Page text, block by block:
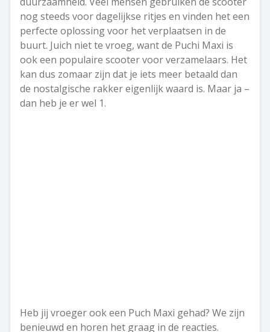
nog steeds voor dagelijkse ritjes en vinden het een
perfecte oplossing voor het verplaatsen in de
buurt. Juich niet te vroeg, want de Puchi Maxi is
ook een populaire scooter voor verzamelaars. Het
kan dus zomaar zijn dat je iets meer betaald dan
de nostalgische rakker eigenlijk waard is. Maar ja –
dan heb je er wel 1.
Heb jij vroeger ook een Puch Maxi gehad? We zijn
benieuwd en horen het graag in de reacties.